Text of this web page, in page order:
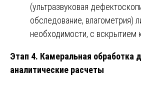
(ультразвуковая
обследование, влагометрия)
необходимости, с вскрытием
Этап 4. Камеральная обработка
аналитические расчеты